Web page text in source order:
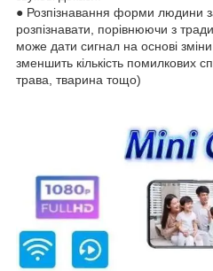
● Розпізнавання форми людини
розпізнавати, порівнюючи з
може дати сигнал на основі
зменшить кількість помилкових
трава, тварина тощо)